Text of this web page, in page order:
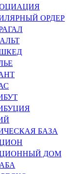
ОРДЕР
БАЗА
ДОМ